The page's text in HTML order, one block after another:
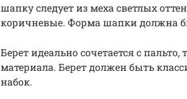
шапку следует из меха светлых
коричневые. Форма шапки должна
Берет идеально сочетается с
материала. Берет должен быть
набок.